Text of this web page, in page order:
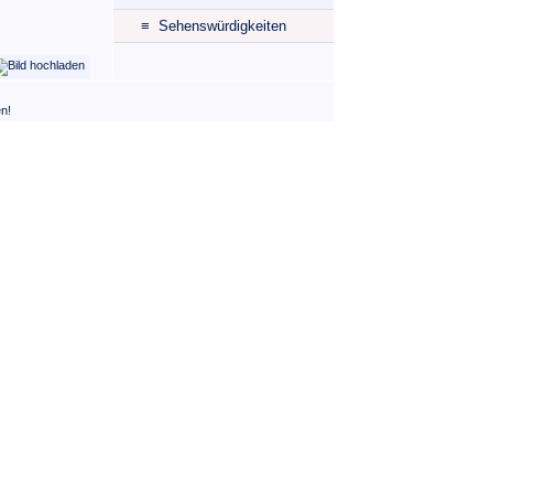
≡ Sehenswürdigkeiten